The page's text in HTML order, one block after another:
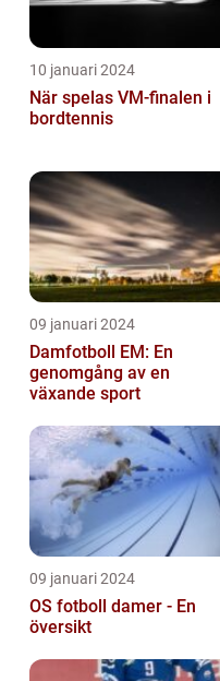
10 januari 2024
När spelas VM-finalen i
bordtennis
09 januari 2024
Damfotboll EM: En
genomgång av en
växande sport
09 januari 2024
OS fotboll damer - En
översikt